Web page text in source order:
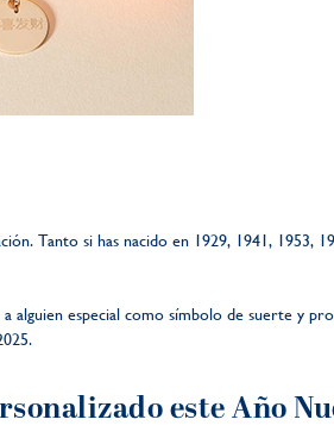
Tanto si has nacido en 1929, 1941, 1953,
alguien especial como símbolo de suerte y
este Año